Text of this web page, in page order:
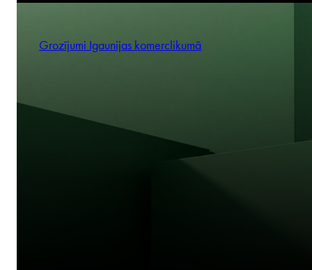
Grozījumi Igaunijas komerclikumā